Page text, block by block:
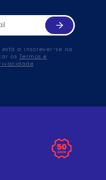
está a inscrever-se na
os Termos e
.